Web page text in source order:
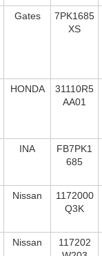
Gates
7PK1685
XS
HONDA
31110R5
AA01
INA
FB7PK1
685
Nissan
1172000
Q3K
Nissan
117202